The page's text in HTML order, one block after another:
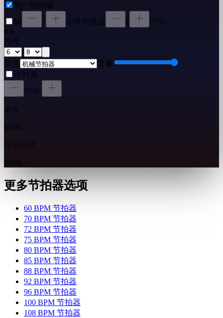
第一拍加重
响
1 小节与休止 1
小节
6/8
拍号
/
音色
音量
计时器
05:00
本次
00:00
今日总计
00:00
更多节拍器选项
60 BPM 节拍器
70 BPM 节拍器
72 BPM 节拍器
75 BPM 节拍器
80 BPM 节拍器
85 BPM 节拍器
88 BPM 节拍器
92 BPM 节拍器
96 BPM 节拍器
100 BPM 节拍器
108 BPM 节拍器